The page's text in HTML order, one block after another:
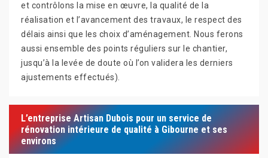
et contrôlons la mise en œuvre, la qualité de la
réalisation et l’avancement des travaux, le respect des
délais ainsi que les choix d’aménagement. Nous ferons
aussi ensemble des points réguliers sur le chantier,
jusqu’à la levée de doute où l’on validera les derniers
ajustements effectués).
L’entreprise Artisan Dubois pour un service de
rénovation intérieure de qualité à Gibourne et ses
environs